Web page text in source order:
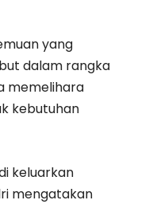
yang
dalam rangka
memelihara
kebutuhan
keluarkan
mengatakan